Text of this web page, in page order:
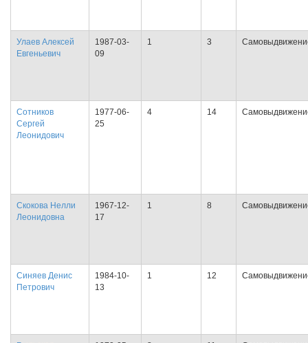
Улаев Алексей
Евгеньевич
1987-03-
09
1 3
Сотников
Сергей
Леонидович
1977-06-
25
4 14
Скокова Нелли
Леонидовна
1967-12-
17
1 8
Синяев Денис
Петрович
1984-10-
13
1 12